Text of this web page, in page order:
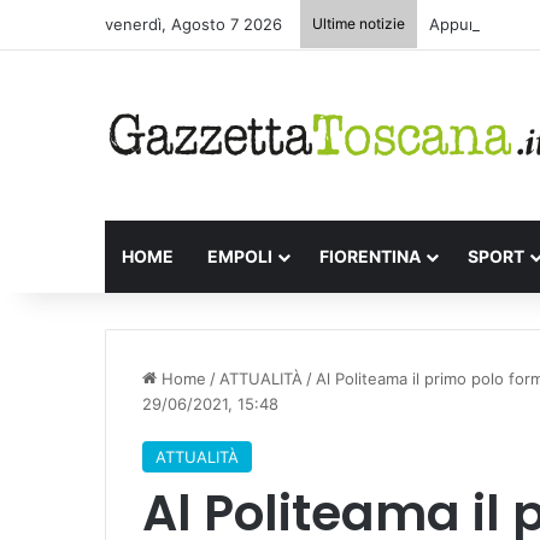
venerdì, Agosto 7 2026 Ultime notizie Appuntamenti
HOME EMPOLI FIORENTINA SPORT
Home / ATTUALITÀ / Al Politeama il primo polo
29/06/2021, 15:48
ATTUALITÀ
Al Politeama il